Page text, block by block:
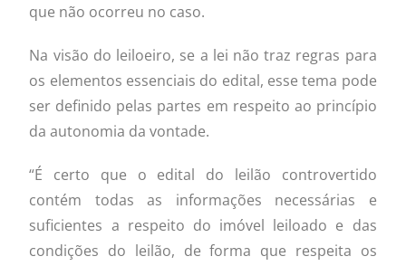
que não ocorreu no caso.
Na visão do leiloeiro, se a lei não traz regras para
os elementos essenciais do edital, esse tema pode
ser definido pelas partes em respeito ao princípio
da autonomia da vontade.
“É certo que o edital do leilão controvertido
contém todas as informações necessárias e
suficientes a respeito do imóvel leiloado e das
condições do leilão, de forma que respeita os